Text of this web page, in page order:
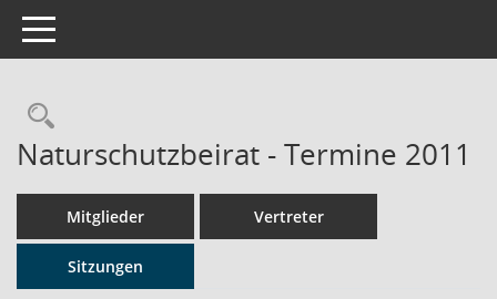
Toggle navigation
Rechercheauswahl
Naturschutzbeirat - Termine 2011
Mitglieder Vertreter
Sitzungen